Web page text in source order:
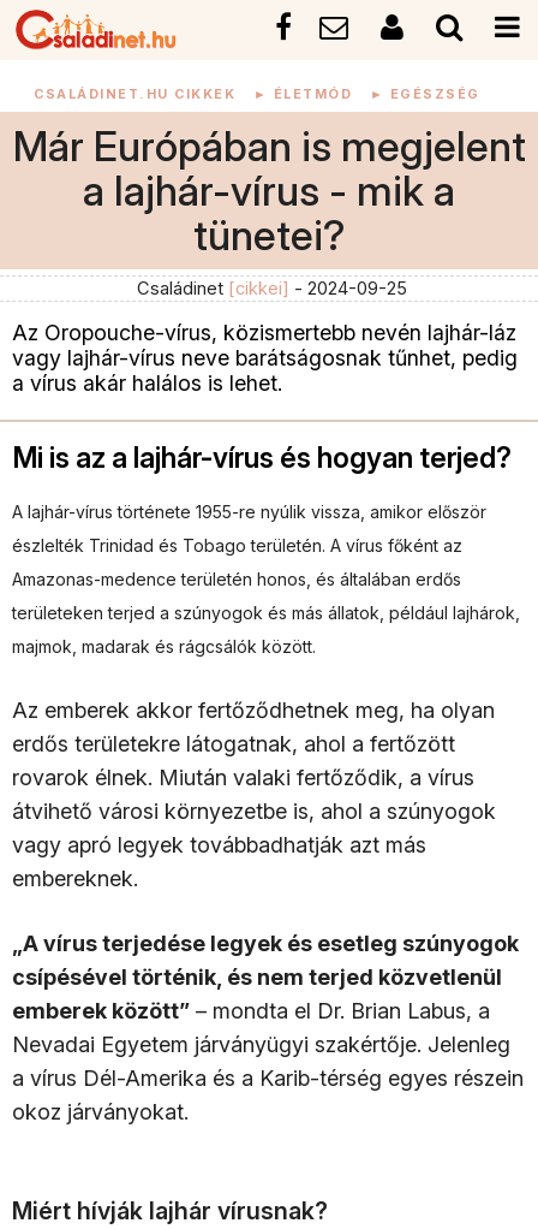
CSALÁDINET.HU CIKKEK ► ÉLETMÓD ► EGÉSZSÉG
Már Európában is megjelent
a lajhár-vírus - mik a
tünetei?
Családinet [cikkei] - 2024-09-25
Az Oropouche-vírus, közismertebb nevén lajhár-láz
vagy lajhár-vírus neve barátságosnak tűnhet, pedig
a vírus akár halálos is lehet.
Mi is az a lajhár-vírus és hogyan terjed?
A lajhár-vírus története 1955-re nyúlik vissza, amikor először
észlelték Trinidad és Tobago területén. A vírus főként az
Amazonas-medence területén honos, és általában erdős
területeken terjed a szúnyogok és más állatok, például lajhárok,
majmok, madarak és rágcsálók között.
Az emberek akkor fertőződhetnek meg, ha olyan
erdős területekre látogatnak, ahol a fertőzött
rovarok élnek. Miután valaki fertőződik, a vírus
átvihető városi környezetbe is, ahol a szúnyogok
vagy apró legyek továbbadhatják azt más
embereknek.
„A vírus terjedése legyek és esetleg szúnyogok
csípésével történik, és nem terjed közvetlenül
emberek között” – mondta el Dr. Brian Labus, a
Nevadai Egyetem járványügyi szakértője. Jelenleg
a vírus Dél-Amerika és a Karib-térség egyes részein
okoz járványokat.
Miért hívják lajhár vírusnak?